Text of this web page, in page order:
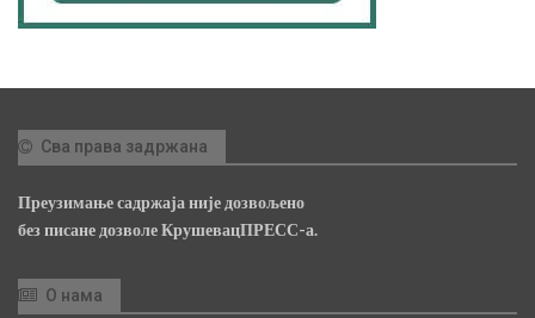
Сва права задржана
Преузимање садржаја није дозвољено
без писане дозволе КрушевацПРЕСС-а.
О нама